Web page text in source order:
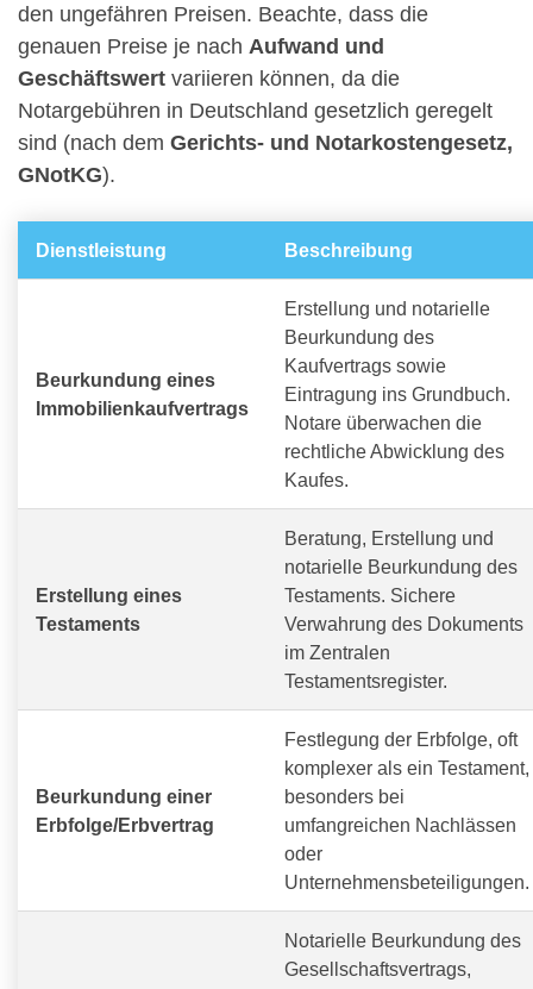
den ungefähren Preisen. Beachte, dass die
genauen Preise je nach Aufwand und
Geschäftswert variieren können, da die
Notargebühren in Deutschland gesetzlich geregelt
sind (nach dem Gerichts- und Notarkostengesetz,
GNotKG).
Dienstleistung Beschreibung
Beurkundung eines
Immobilienkaufvertrags
Erstellung und notarielle
Beurkundung des
Kaufvertrags sowie
Eintragung ins Grundbuch.
Notare überwachen die
rechtliche Abwicklung des
Kaufes.
Erstellung eines
Testaments
Beratung, Erstellung und
notarielle Beurkundung des
Testaments. Sichere
Verwahrung des Dokuments
im Zentralen
Testamentsregister.
Beurkundung einer
Erbfolge/Erbvertrag
Festlegung der Erbfolge, oft
komplexer als ein Testament,
besonders bei
umfangreichen Nachlässen
oder
Unternehmensbeteiligungen.
Notarielle Beurkundung des
Gesellschaftsvertrags,